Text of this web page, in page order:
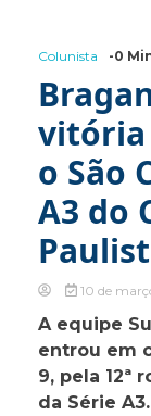
Colunista -0
o São
A3 do
10 de
A equipe
entrou em
9, pela 12ª
da Série